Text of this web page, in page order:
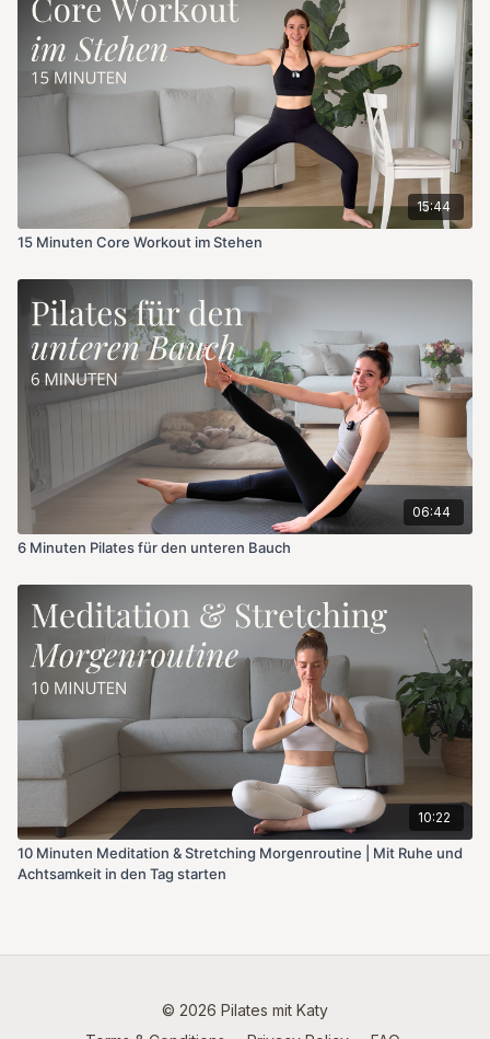
15:44
15 Minuten Core Workout im Stehen
06:44
6 Minuten Pilates für den unteren Bauch
10:22
10 Minuten Meditation & Stretching Morgenroutine | Mit Ruhe und
Achtsamkeit in den Tag starten
© 2026 Pilates mit Katy